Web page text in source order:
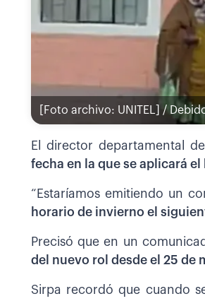
[Foto archivo: UNITEL] /
El director departamental
fecha en la que se aplicará
“Estaríamos emitiendo un
horario de invierno el
Precisó que en un
del nuevo rol desde el 25 de
Sirpa recordó que cuando